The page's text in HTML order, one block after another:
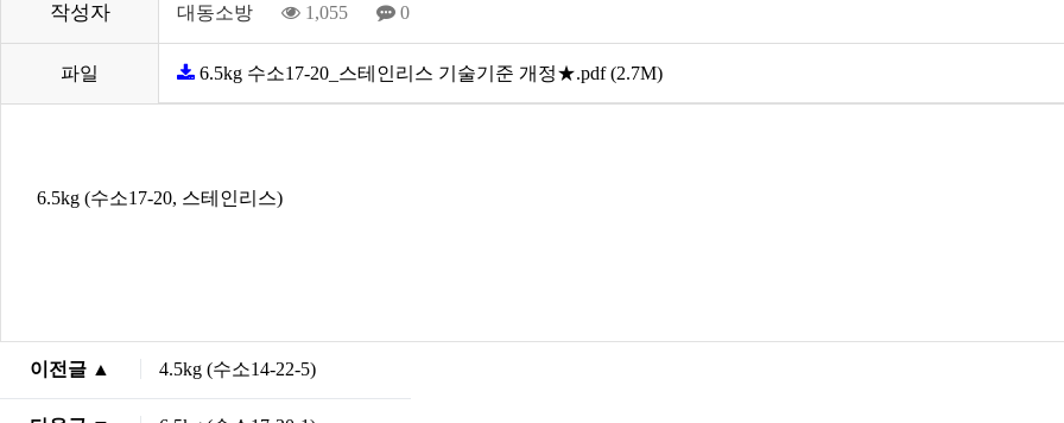
작성자 대동소방 1,055 0
파일 6.5kg 수소17-20_스테인리스 기술기준 개정★.pdf (2.7M)
6.5kg (수소17-20, 스테인리스)
이전글 ▲ 4.5kg (수소14-22-5)